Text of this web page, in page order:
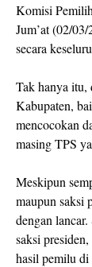
Komisi
Jum’at (02/
secara
Tak hanya itu,
Kabupaten,
mencocokan
masing TPS
Meskipun
maupun saksi
dengan
saksi
hasil pemilu di